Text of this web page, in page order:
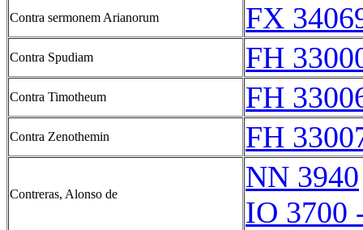
Contra sermonem Arianorum FX
Contra Spudiam FH
Contra Timotheum FH
Contra Zenothemin FH
Contreras, Alonso de
NN 3940
IO 3700